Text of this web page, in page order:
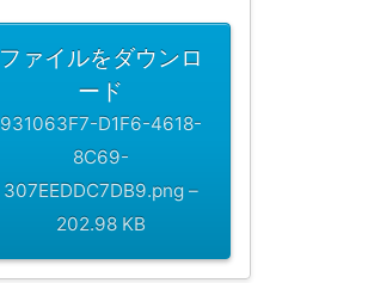
ファイルをダウンロ
ード
931063F7-D1F6-4618-
8C69-
307EEDDC7DB9.png –
202.98 KB